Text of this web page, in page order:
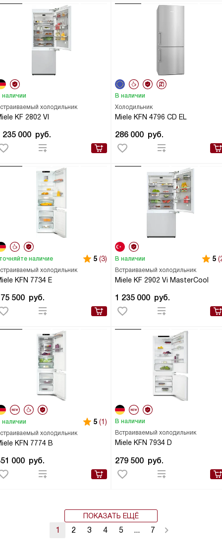
холодильник
KF 2802 VI
наличии
235 000 руб.
Холодильник
Miele KFN 4796 CD EL
В наличии
286 000 руб.
холодильник
KFN 7734 E
наличие 5 (3)
500 руб.
Встраиваемый холодильник
Miele KF 2902 Vi MasterCool
В наличии 5
1 235 000 руб.
холодильник
KFN 7774 B
наличии 5 (1)
000 руб.
Встраиваемый холодильник
Miele KFN 7934 D
В наличии
279 500 руб.
ПОКАЗАТЬ ЕЩЁ
1 2 3 4 5 ... 7